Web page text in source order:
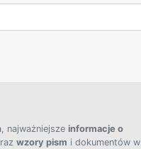
, najważniejsze informacje o
wzory pism i dokumentów w